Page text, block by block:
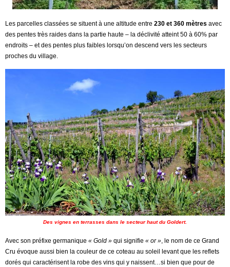
Les parcelles classées se situent à une altitude entre 230 et 360 mètres avec
des pentes très raides dans la partie haute – la déclivité atteint 50 à 60% par
endroits – et des pentes plus faibles lorsqu’on descend vers les secteurs
proches du village.
Des vignes en terrasses dans le secteur haut du Goldert.
Avec son préfixe germanique « Gold » qui signifie « or », le nom de ce Grand
Cru évoque aussi bien la couleur de ce coteau au soleil levant que les reflets
dorés qui caractérisent la robe des vins qui y naissent…si bien que pour de